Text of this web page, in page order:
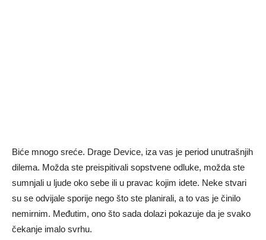
Biće mnogo sreće. Drage Device, iza vas je period unutrašnjih
dilema. Možda ste preispitivali sopstvene odluke, možda ste
sumnjali u ljude oko sebe ili u pravac kojim idete. Neke stvari
su se odvijale sporije nego što ste planirali, a to vas je činilo
nemirnim. Međutim, ono što sada dolazi pokazuje da je svako
čekanje imalo svrhu.